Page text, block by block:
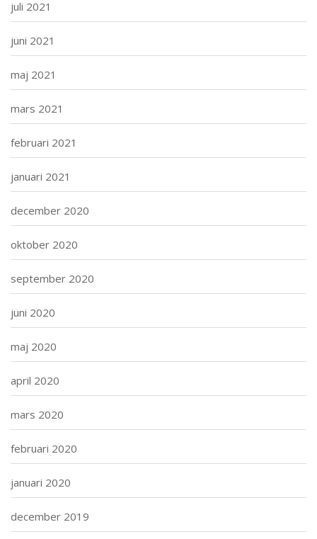
juli 2021
juni 2021
maj 2021
mars 2021
februari 2021
januari 2021
december 2020
oktober 2020
september 2020
juni 2020
maj 2020
april 2020
mars 2020
februari 2020
januari 2020
december 2019